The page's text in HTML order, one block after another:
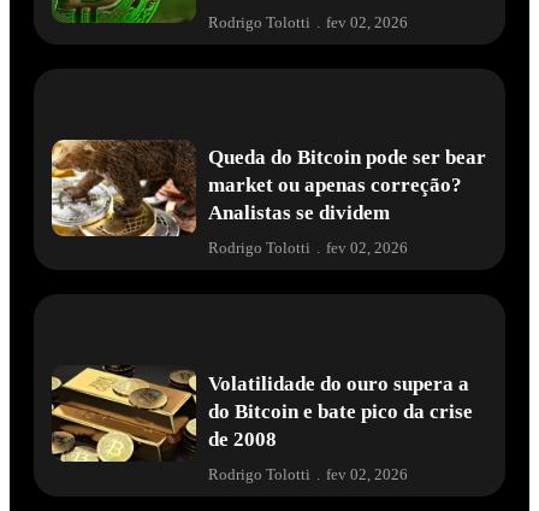
Rodrigo Tolotti fev 02, 2026
Queda do Bitcoin pode ser bear
market ou apenas correção?
Analistas se dividem
Rodrigo Tolotti . fev 02, 2026
Volatilidade do ouro supera a
do Bitcoin e bate pico da crise
de 2008
Rodrigo Tolotti . fev 02, 2026